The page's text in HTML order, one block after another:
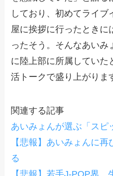
しており、初めてライ
屋に挨拶に行ったときに
ったそう。そんなあいみ
に陸上部に所属していた
活トークで盛り上がりま
関連する記事
あいみょんが選ぶ「スピ
【悲報】あいみょんに
る
【悲報】若手J-POP界